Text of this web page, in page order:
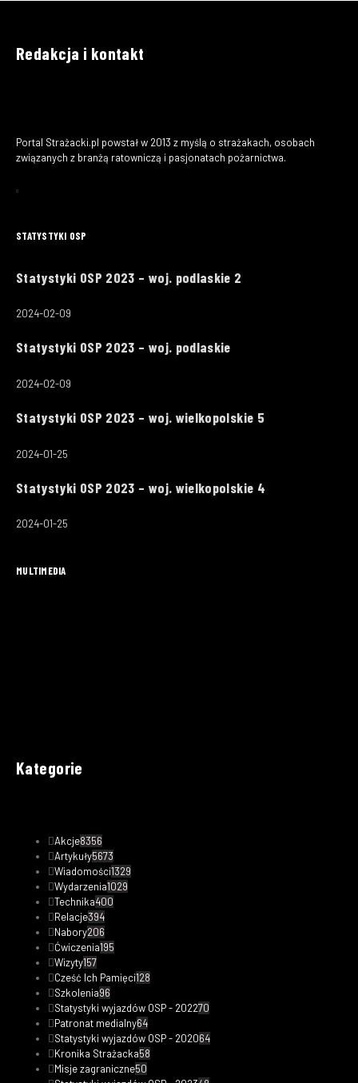
Redakcja i kontakt
Portal Strażacki.pl powstał w 2013 z myślą o strażakach, osobach
związanych z branżą ratowniczą i pasjonatach pożarnictwa.
STATYSTYKI OSP
Statystyki OSP 2023 – woj. podlaskie 2
2024-02-09
Statystyki OSP 2023 – woj. podlaskie
2024-02-09
Statystyki OSP 2023 – woj. wielkopolskie 5
2024-01-25
Statystyki OSP 2023 – woj. wielkopolskie 4
2024-01-25
MULTIMEDIA
Kategorie
Akcje8356
Artykuły5673
Wiadomości1329
Wydarzenia1029
Technika400
Relacje394
Nabory206
Ćwiczenia195
Wizyty157
Cześć Ich Pamięci128
Szkolenia96
Statystyki wyjazdów OSP - 202270
Patronat medialny64
Statystyki wyjazdów OSP - 202064
Kronika Strażacka58
Misje zagraniczne50